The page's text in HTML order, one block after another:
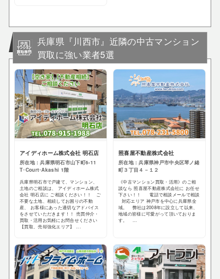
兵庫県『川西市』近隣の中古マンション
買取に強い業者5選
アイディホーム株式会社 明石店
所在地：兵庫県明石市山下町6-11
T･Court･Akashi 1階
兵庫県明石市で戸建て、マンション、
土地のご相談は、 アイディホーム株式
会社 明石店に ご相談ください！！ ご
不要な土地、相続してお困りの不動
産、 お客様にあった適切なアドバイス
をさせていただきます！！ 売買仲介・
買取・活用お気軽にお問合せください
【買取、売却強化エリア】 ...
照喜屋不動産株式会社
所在地：兵庫県神戸市中央区琴ノ緒
町３丁目４－１２
《中古マンション買取・活用》のご相
談なら 照喜屋不動産株式会社に お任せ
下さい！！ 電話で相談メールで相談
対応エリア 神戸市を中心に兵庫県全
域。 弊社は2008年に設立して以来、
地域の皆様に可愛がって頂いておりま
す。 ...